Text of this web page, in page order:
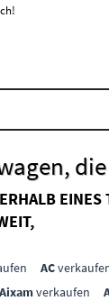
EINES
AC
Aixamverkaufen